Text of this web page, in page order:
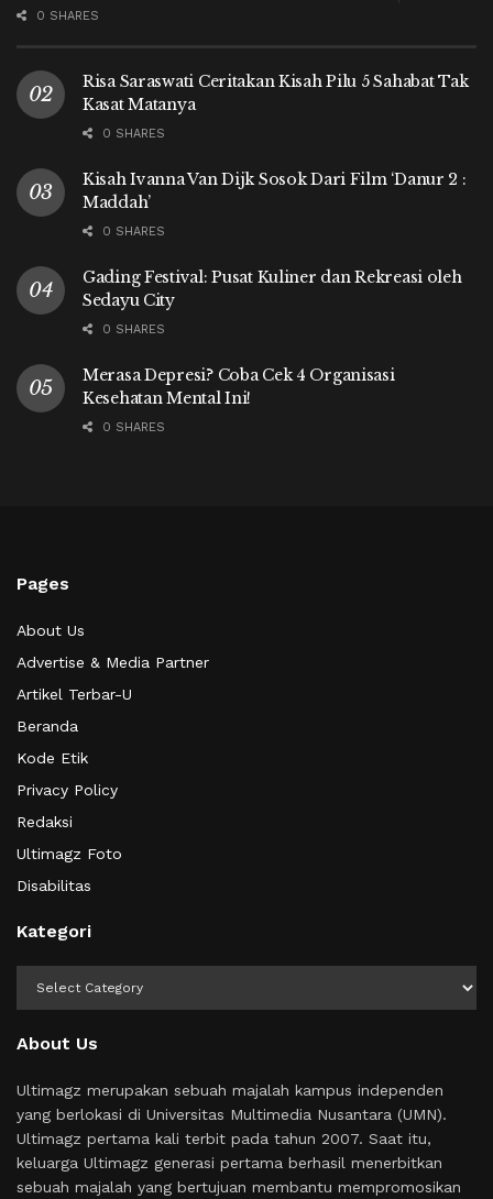
0 SHARES
Risa Saraswati Ceritakan Kisah Pilu 5 Sahabat Tak
Kasat Matanya
0 SHARES
Kisah Ivanna Van Dijk Sosok Dari Film ‘Danur 2 :
Maddah’
0 SHARES
Gading Festival: Pusat Kuliner dan Rekreasi oleh
Sedayu City
0 SHARES
Merasa Depresi? Coba Cek 4 Organisasi
Kesehatan Mental Ini!
0 SHARES
Pages
About Us
Advertise & Media Partner
Artikel Terbar-U
Beranda
Kode Etik
Privacy Policy
Redaksi
Ultimagz Foto
Disabilitas
Kategori
About Us
Ultimagz merupakan sebuah majalah kampus independen
yang berlokasi di Universitas Multimedia Nusantara (UMN).
Ultimagz pertama kali terbit pada tahun 2007. Saat itu,
keluarga Ultimagz generasi pertama berhasil menerbitkan
sebuah majalah yang bertujuan membantu mempromosikan